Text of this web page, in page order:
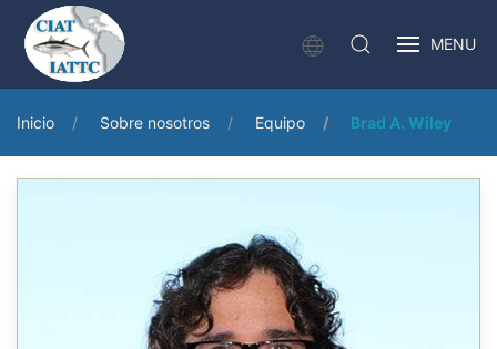
MENU
Inicio Sobre nosotros Equipo Brad A. Wiley